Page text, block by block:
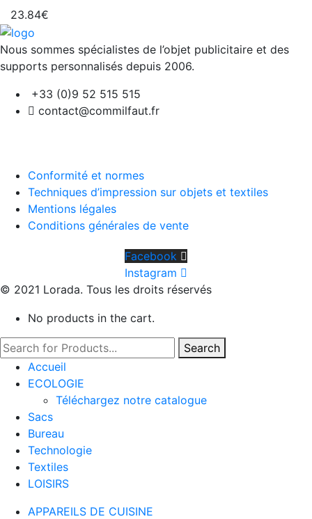
23.84€
Nous sommes spécialistes de l’objet publicitaire et des
supports personnalisés depuis 2006.
+33 (0)9 52 515 515
contact@commilfaut.fr
Conformité et normes
Techniques d’impression sur objets et textiles
Mentions légales
Conditions générales de vente
Facebook
Instagram
© 2021 Lorada. Tous les droits réservés
No products in the cart.
Search
Accueil
ECOLOGIE
Téléchargez notre catalogue
Sacs
Bureau
Technologie
Textiles
LOISIRS
APPAREILS DE CUISINE